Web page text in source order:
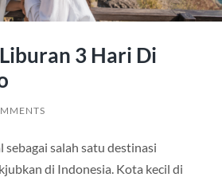
3 Hari Di
sebagai salah satu destinasi
di Indonesia. Kota kecil di